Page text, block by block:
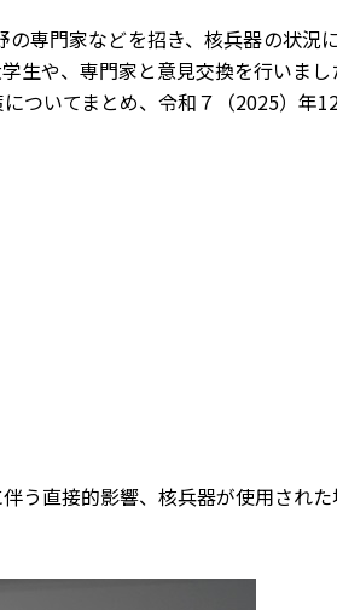
専門家などを招き、核兵器の状況
生や、専門家と意見交換を行いまし
ついてまとめ、令和７（2025）年
う直接的影響、核兵器が使用され